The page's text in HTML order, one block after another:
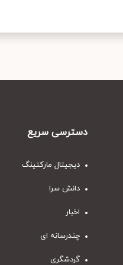
دسترسی سریع
دیجیتال مارکتینگ
دانش سرا
اخبار
چندرسانه ای
گردشگری